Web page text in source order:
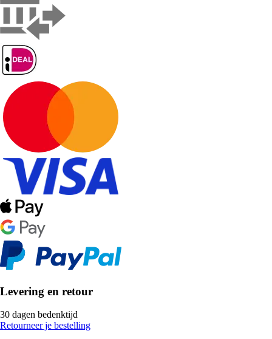
Levering en retour
30 dagen bedenktijd
Retourneer je bestelling